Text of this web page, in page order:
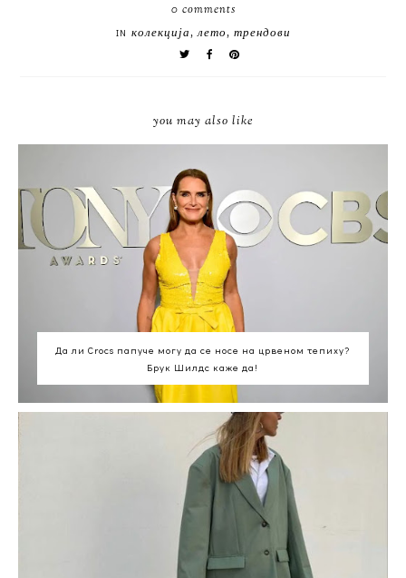
0 comments
IN колекција,лето, трендови
you may also like
Да ли Crocs папуче могу да се носе на црвеном тепиху?
Брук Шилдс каже да!